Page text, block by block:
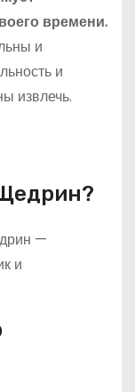
времени.
и
и
извлечь.
—
и